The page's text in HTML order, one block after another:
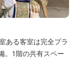
ある客室は完全プラ
。1階の共有スペー